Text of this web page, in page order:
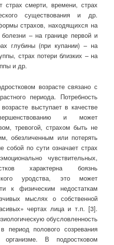
страх смерти, времени, страх
существования и др.
страхов, находящихся на
– на границе первой и
глубины (при купании) – на
страх потери близких – на
и др.
возрасте связано с
периода. Потребность
выступает в качестве
и может
тревогой, страхом быть не
обезличенным или потерять
собой по сути означает страх
чувствительных,
характерна боязнь
уродства, это может
к физическим недостаткам
мыслях о собственной
чертах лица и т.п. [3].
обусловленность
полового созревания
В подростковом